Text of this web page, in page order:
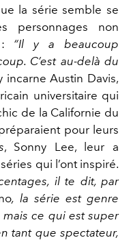
la série semble se
personnages non
: “Il y a beaucoup
C’est au-delà du
incarne Austin Davis,
universitaire qui
de la Californie du
pour leurs
, Sonny Lee, leur a
qui l’ont inspiré.
il te dit, par
, la série est genre
mais ce qui est super
tant que spectateur,